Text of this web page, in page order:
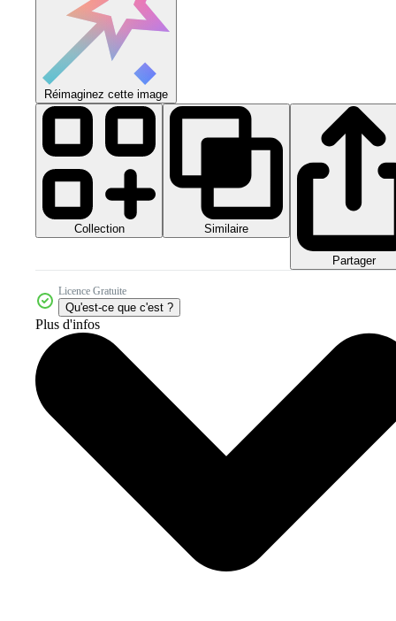
Réimaginez cette image
Collection Similaire
Partager
Licence Gratuite
Qu'est-ce que c'est ?
Plus d'infos